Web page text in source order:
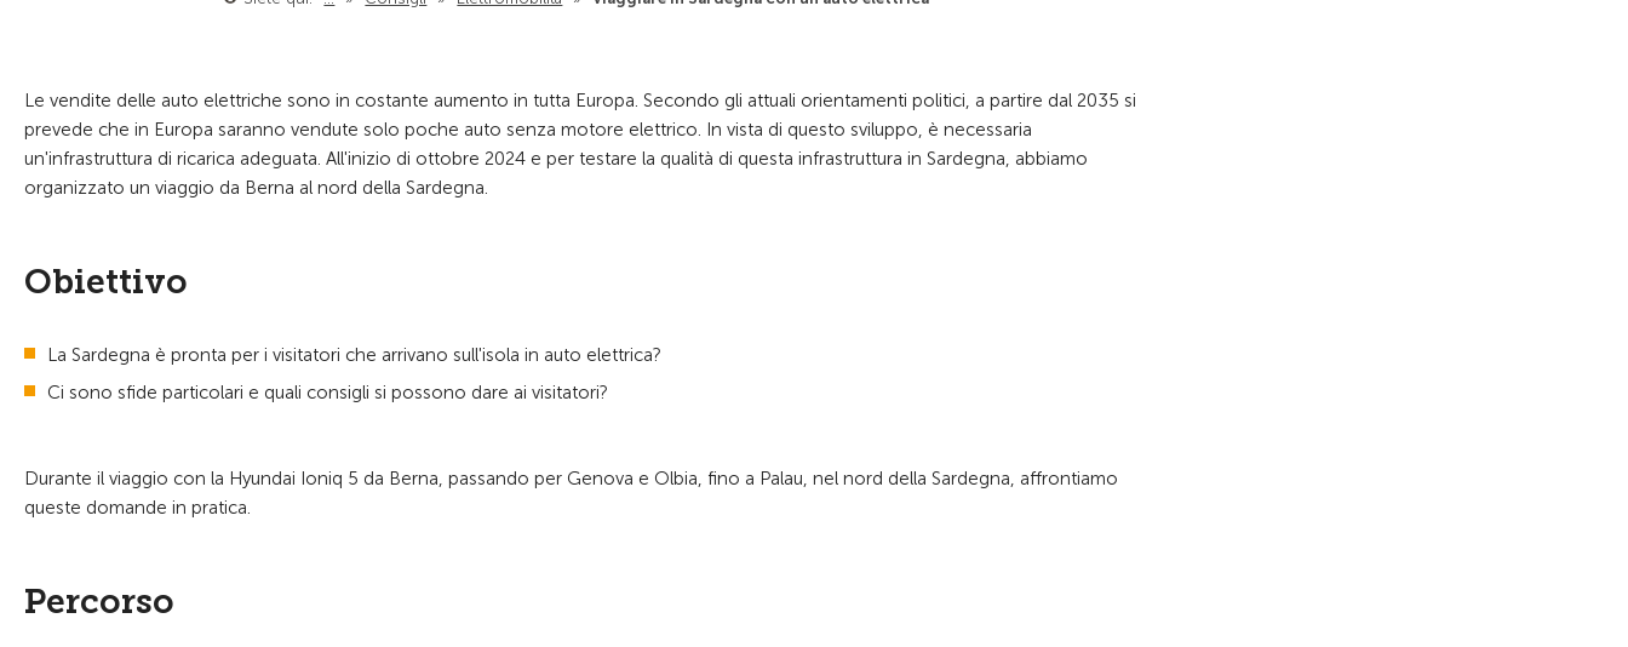
Le vendite delle auto elettriche sono in costante aumento in tutta Europa. Secondo gli attuali orientamenti politici, a partire dal 2035 si
prevede che in Europa saranno vendute solo poche auto senza motore elettrico. In vista di questo sviluppo, è necessaria
un'infrastruttura di ricarica adeguata. All'inizio di ottobre 2024 e per testare la qualità di questa infrastruttura in Sardegna, abbiamo
organizzato un viaggio da Berna al nord della Sardegna.
Obiettivo
La Sardegna è pronta per i visitatori che arrivano sull'isola in auto elettrica?
Ci sono sfide particolari e quali consigli si possono dare ai visitatori?
Durante il viaggio con la Hyundai Ioniq 5 da Berna, passando per Genova e Olbia, fino a Palau, nel nord della Sardegna, affrontiamo
queste domande in pratica.
Percorso